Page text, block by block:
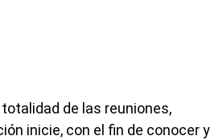
de las reuniones,
inicie, con el fin de conocer y